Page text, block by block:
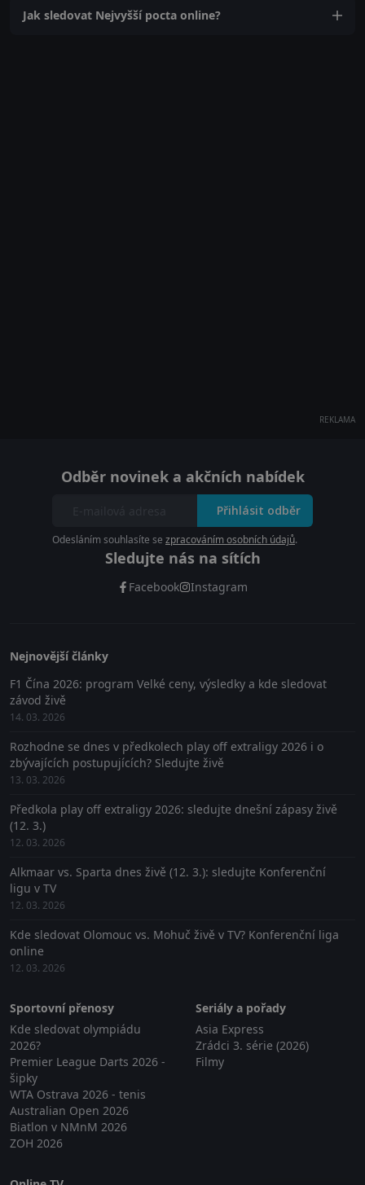
Jak sledovat Nejvyšší pocta online?
REKLAMA
Odběr novinek a akčních nabídek
Přihlásit odběr
Odesláním souhlasíte se zpracováním osobních údajů.
Sledujte nás na sítích
Facebook Instagram
Nejnovější články
F1 Čína 2026: program Velké ceny, výsledky a kde sledovat
závod živě
14. 03. 2026
Rozhodne se dnes v předkolech play off extraligy 2026 i o
zbývajících postupujících? Sledujte živě
13. 03. 2026
Předkola play off extraligy 2026: sledujte dnešní zápasy živě
(12. 3.)
12. 03. 2026
Alkmaar vs. Sparta dnes živě (12. 3.): sledujte Konferenční
ligu v TV
12. 03. 2026
Kde sledovat Olomouc vs. Mohuč živě v TV? Konferenční liga
online
12. 03. 2026
Sportovní přenosy
Kde sledovat olympiádu
2026?
Premier League Darts 2026 -
šipky
WTA Ostrava 2026 - tenis
Australian Open 2026
Biatlon v NMnM 2026
ZOH 2026
Seriály a pořady
Asia Express
Zrádci 3. série (2026)
Filmy